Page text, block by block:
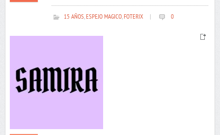
15 AÑOS,ESPEJO MAGICO,FOTERIX 0